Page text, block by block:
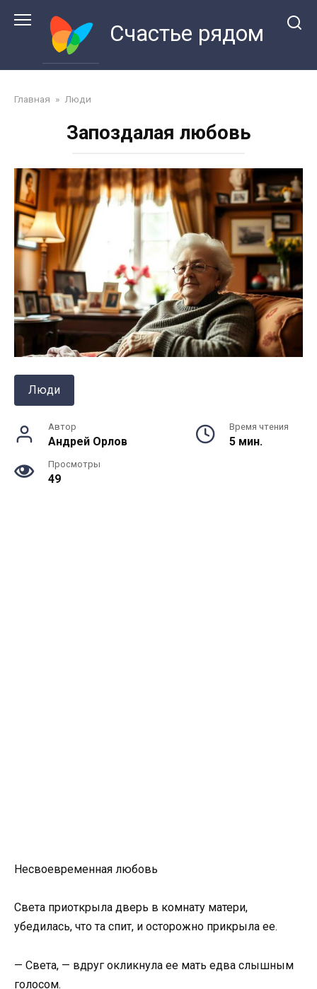
Счастье рядом
Главная » Люди
Запоздалая любовь
Люди
Автор
Андрей Орлов
Время чтения
5 мин.
Просмотры
49
Несвоевременная любовь
Света приоткрыла дверь в комнату матери,
убедилась, что та спит, и осторожно прикрыла ее.
— Света, — вдруг окликнула ее мать едва слышным
голосом.